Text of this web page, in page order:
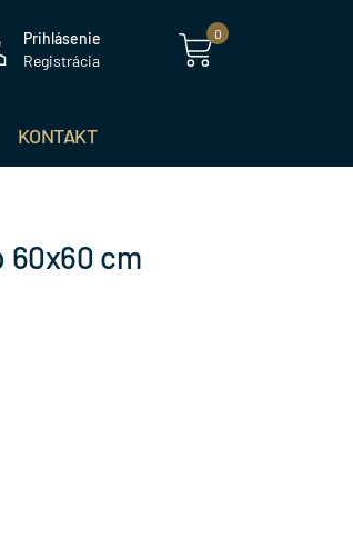
Prihlásenie
Registrácia
0
KONTAKT
60x60 cm